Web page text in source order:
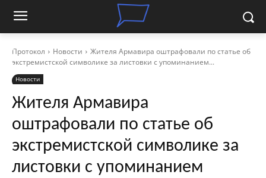
Протокол Новости
Жителя Армавира оштрафовали по статье об
экстремистской символике за листовки с упоминанием...
Новости
Жителя Армавира
оштрафовали по статье об
экстремистской символике за
листовки с упоминанием